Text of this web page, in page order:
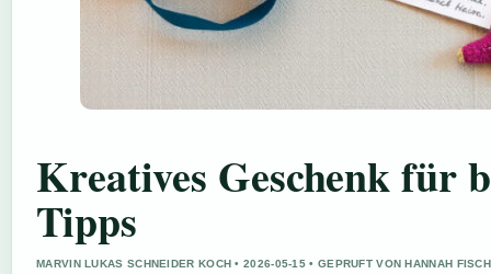
Kreatives Geschenk für
Tipps
MARVIN LUKAS SCHNEIDER KOCH • 2026-05-15 • GEPRUFT VON HANNAH